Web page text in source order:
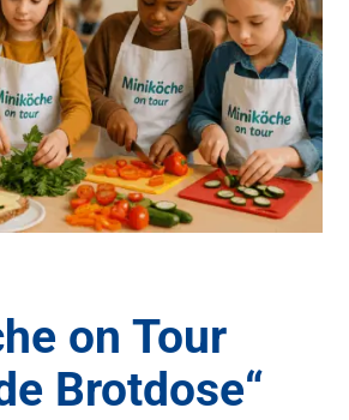
on Tour
Brotdose“